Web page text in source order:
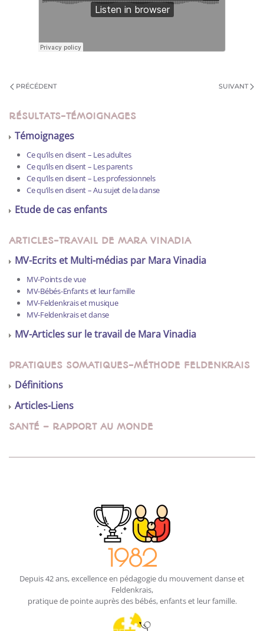
PRÉCÉDENT SUIVANT
RÉSULTATS-TÉMOIGNAGES
Témoignages
Ce qu’ils en disent – Les adultes
Ce qu’ils en disent – Les parents
Ce qu’ils en disent – Les professionnels
Ce qu’ils en disent – Au sujet de la danse
Etude de cas enfants
ARTICLES-TRAVAIL DE MARA VINADIA
MV-Ecrits et Multi-médias par Mara Vinadia
MV-Points de vue
MV-Bébés-Enfants et leur famille
MV-Feldenkrais et musique
MV-Feldenkrais et danse
MV-Articles sur le travail de Mara Vinadia
PRATIQUES SOMATIQUES-MÉTHODE FELDENKRAIS
Définitions
Articles-Liens
SANTÉ – RAPPORT AU MONDE
1982
Depuis 42 ans, excellence en pédagogie du mouvement danse et
Feldenkrais,
pratique de pointe auprès des bébés, enfants et leur famille.